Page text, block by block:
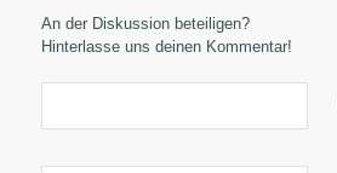
An der Diskussion beteiligen?
Hinterlasse uns deinen Kommentar!